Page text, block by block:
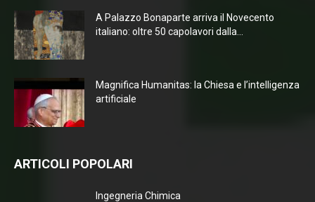
A Palazzo Bonaparte arriva il Novecento
italiano: oltre 50 capolavori dalla...
Magnifica Humanitas: la Chiesa e l’intelligenza
artificiale
ARTICOLI POPOLARI
Ingegneria Chimica